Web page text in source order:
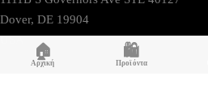
Dover, DE 19904
USA
🏠
Αρχική
🛍️
Προϊόντα